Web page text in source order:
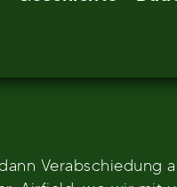
Verabschiedung